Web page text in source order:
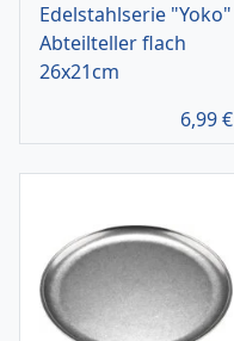
Edelstahlserie "Yoko"
Abteilteller flach
26x21cm
6,99€